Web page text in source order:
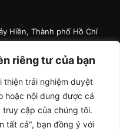
riêng tư của bạn
thiện trải nghiệm duyệt
hoặc nội dung được cá
truy cập của chúng tôi.
tất cả", bạn đồng ý với
Hiền, Thành phố Hồ Chí